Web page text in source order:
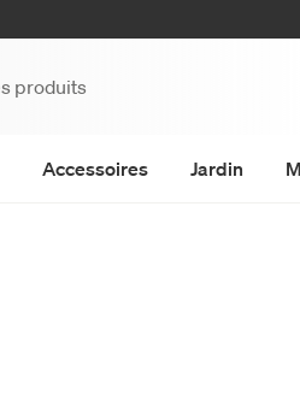
Accessoires Jardin